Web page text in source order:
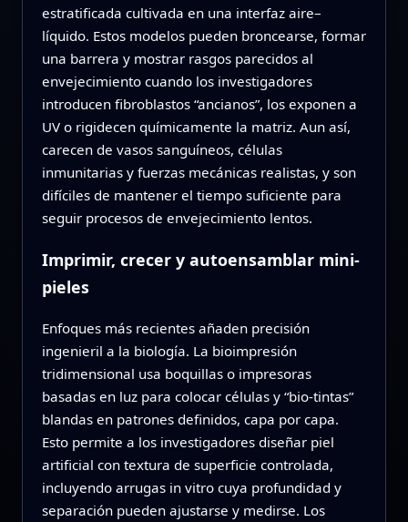
estratificada cultivada en una interfaz aire–
líquido. Estos modelos pueden broncearse, formar
una barrera y mostrar rasgos parecidos al
envejecimiento cuando los investigadores
introducen fibroblastos “ancianos”, los exponen a
UV o rigidecen químicamente la matriz. Aun así,
carecen de vasos sanguíneos, células
inmunitarias y fuerzas mecánicas realistas, y son
difíciles de mantener el tiempo suficiente para
seguir procesos de envejecimiento lentos.
Imprimir, crecer y autoensamblar mini-
pieles
Enfoques más recientes añaden precisión
ingenieril a la biología. La bioimpresión
tridimensional usa boquillas o impresoras
basadas en luz para colocar células y “bio-tintas”
blandas en patrones definidos, capa por capa.
Esto permite a los investigadores diseñar piel
artificial con textura de superficie controlada,
incluyendo arrugas in vitro cuya profundidad y
separación pueden ajustarse y medirse. Los